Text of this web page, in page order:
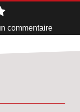
commentaire